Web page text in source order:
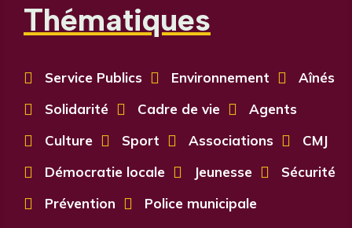
Thématiques
 Service Publics  Environnement  Aînés
 Solidarité  Cadre de vie  Agents
 Culture  Sport  Associations  CMJ
 Démocratie locale  Jeunesse  Sécurité
 Prévention  Police municipale